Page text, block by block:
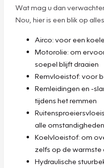
Wat mag u dan
Nou, hier is een blik op
Airco: voor een
Motorolie: om
soepel blijft draaien
Remvloeistof: voor
Remleidingen en -
tijdens het remmen
alle omstandigheden
Koelvloeistof: om
zelfs op de warmste
Hydraulische